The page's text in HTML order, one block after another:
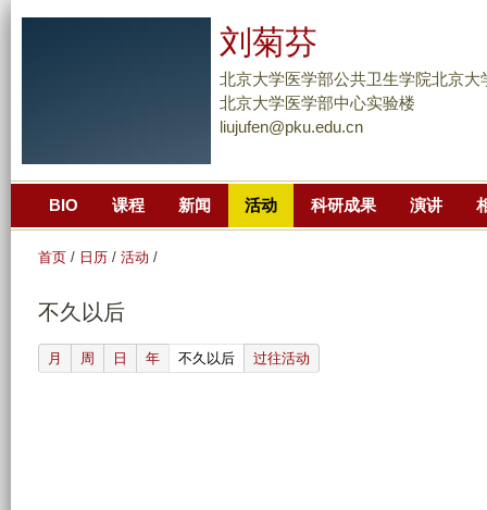
到
主
刘菊芬
北京大学医学部公共卫生学院北京大
北京大学医学部中心实验楼
liujufen@pku.edu.cn
BIO 课程 新闻 活动 科研成果 演讲
首页 / 日历 / 活动 /
不久以后
月 周 日 年 不久以后(active tab)
过往活动